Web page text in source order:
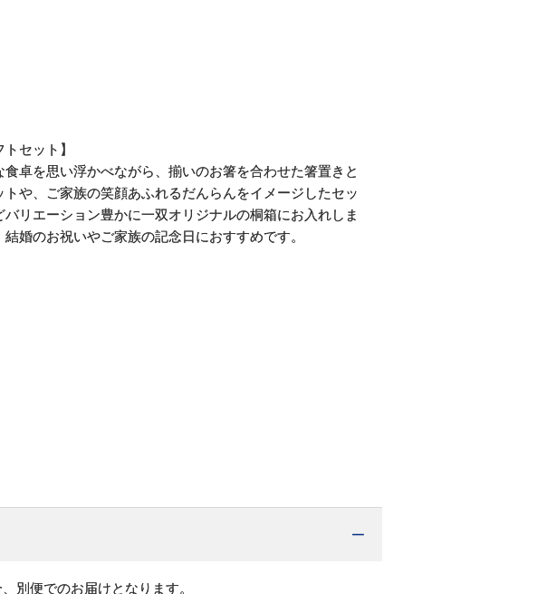
トセット】
食卓を思い浮かべながら、揃いのお箸を合わせた箸置きと
トや、ご家族の笑顔あふれるだんらんをイメージしたセッ
バリエーション豊かに一双オリジナルの桐箱にお入れしま
結婚のお祝いやご家族の記念日におすすめです。
別便でのお届けとなります。